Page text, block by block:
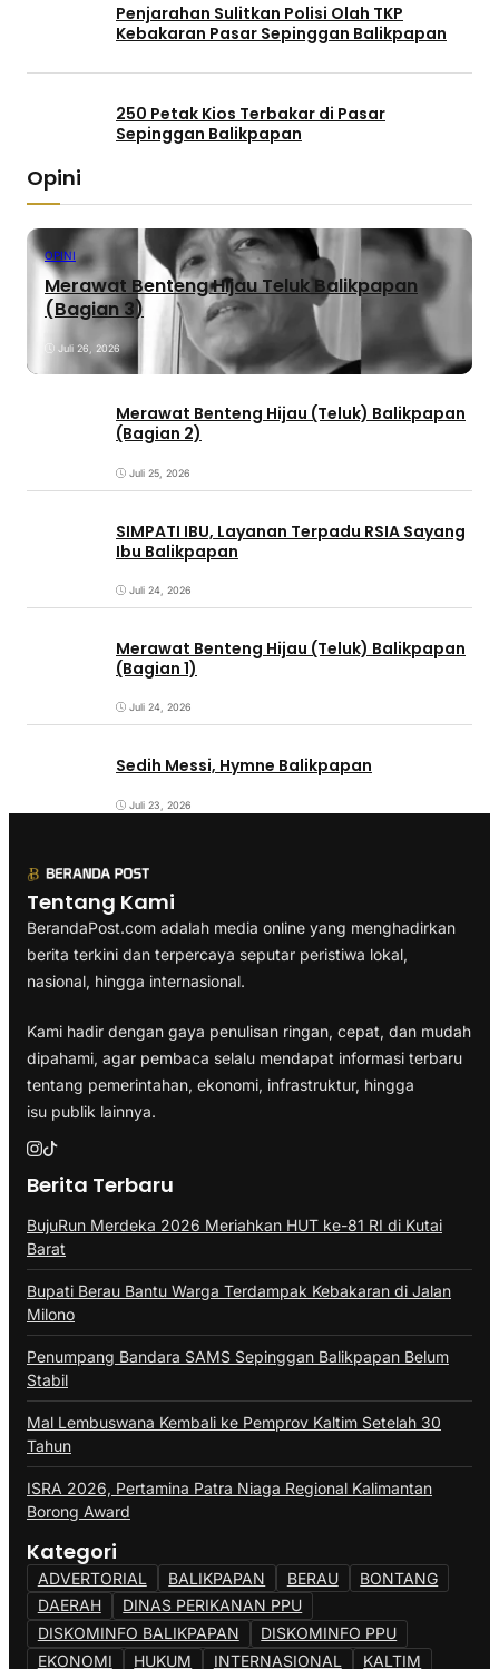
Penjarahan Sulitkan Polisi Olah TKP
Kebakaran Pasar Sepinggan Balikpapan
250 Petak Kios Terbakar di Pasar
Sepinggan Balikpapan
Opini
OPINI
Merawat Benteng Hijau Teluk Balikpapan
(Bagian 3)
Juli 26, 2026
Merawat Benteng Hijau (Teluk) Balikpapan
(Bagian 2)
Juli 25, 2026
SIMPATI IBU, Layanan Terpadu RSIA Sayang
Ibu Balikpapan
Juli 24, 2026
Merawat Benteng Hijau (Teluk) Balikpapan
(Bagian 1)
Juli 24, 2026
Sedih Messi, Hymne Balikpapan
Juli 23, 2026
Tentang Kami
BerandaPost.com adalah media online yang menghadirkan
berita terkini dan terpercaya seputar peristiwa lokal,
nasional, hingga internasional.
Kami hadir dengan gaya penulisan ringan, cepat, dan mudah
dipahami, agar pembaca selalu mendapat informasi terbaru
tentang pemerintahan, ekonomi, infrastruktur, hingga
isu publik lainnya.
Berita Terbaru
BujuRun Merdeka 2026 Meriahkan HUT ke-81 RI di Kutai
Barat
Bupati Berau Bantu Warga Terdampak Kebakaran di Jalan
Milono
Penumpang Bandara SAMS Sepinggan Balikpapan Belum
Stabil
Mal Lembuswana Kembali ke Pemprov Kaltim Setelah 30
Tahun
ISRA 2026, Pertamina Patra Niaga Regional Kalimantan
Borong Award
Kategori
ADVERTORIAL BALIKPAPAN BERAU
BONTANG
DAERAH
DINAS PERIKANAN PPU
DISKOMINFO BALIKPAPAN
DISKOMINFO PPU
EKONOMI
HUKUM INTERNASIONAL KALTIM